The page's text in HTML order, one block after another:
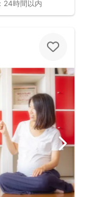
24時間以内